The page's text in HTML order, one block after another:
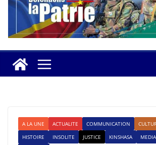
A LA UNE ACTUALITE COMMUNICATION
HISTOIRE
INSOLITE JUSTICE KINSHASA